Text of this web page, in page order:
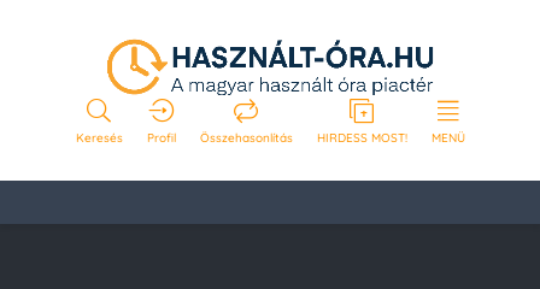
Keresés Profil Összehasonlítás HIRDESS MOST! MENÜ